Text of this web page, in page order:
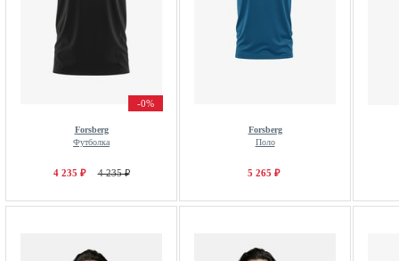
-0%
Forsberg
Футболка
4 235 ₽ 4 235 ₽
Forsberg
Поло
5 265 ₽